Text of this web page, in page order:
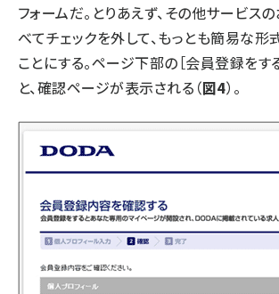
フォームだ。とりあえず、その他サービス
べてチェックを外して、もっとも簡易な形
ことにする。ページ下部の［会員登録をす
と、確認ページが表示される（図4）。